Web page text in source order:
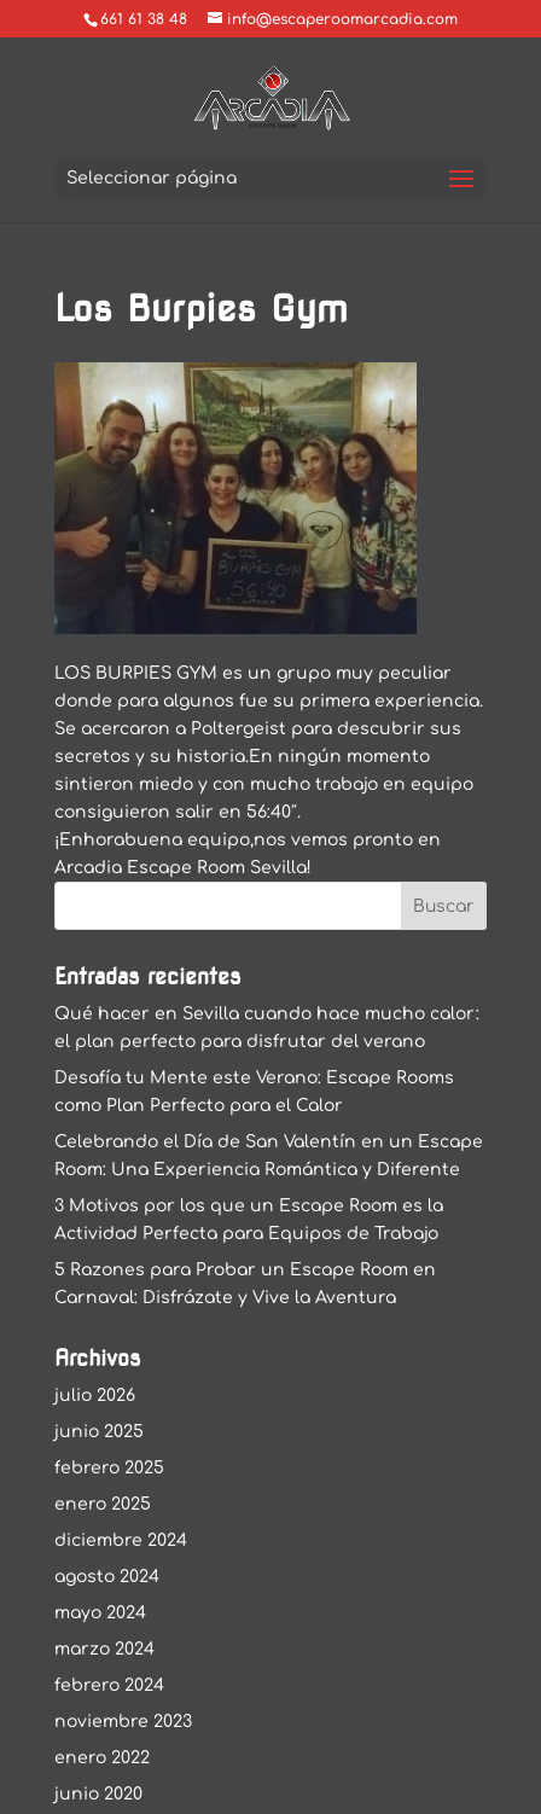
661 61 38 48 info@escaperoomarcadia.com
Seleccionar página
Los Burpies Gym
LOS BURPIES GYM es un grupo muy peculiar
donde para algunos fue su primera experiencia.
Se acercaron a Poltergeist para descubrir sus
secretos y su historia.En ningún momento
sintieron miedo y con mucho trabajo en equipo
consiguieron salir en 56:40″.
¡Enhorabuena equipo,nos vemos pronto en
Arcadia Escape Room Sevilla!
Entradas recientes
Qué hacer en Sevilla cuando hace mucho calor:
el plan perfecto para disfrutar del verano
Desafía tu Mente este Verano: Escape Rooms
como Plan Perfecto para el Calor
Celebrando el Día de San Valentín en un Escape
Room: Una Experiencia Romántica y Diferente
3 Motivos por los que un Escape Room es la
Actividad Perfecta para Equipos de Trabajo
5 Razones para Probar un Escape Room en
Carnaval: Disfrázate y Vive la Aventura
Archivos
julio 2026
junio 2025
febrero 2025
enero 2025
diciembre 2024
agosto 2024
mayo 2024
marzo 2024
febrero 2024
noviembre 2023
enero 2022
junio 2020